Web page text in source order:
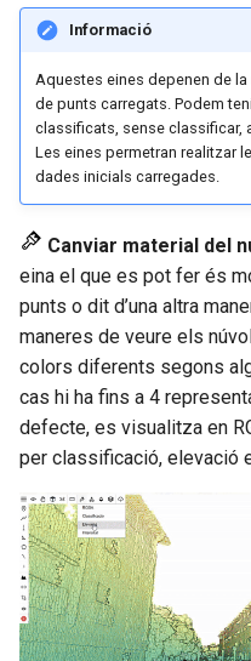
p
o
m
e
n
ç
a
r
a
c
e
Afegir capa personalitzada
Mapes Base
Eines de mesura i dibuix
Estadística
Mapa de calor
Visualitzar StreetView
Compartir mapa
Impressió
Pantalla completa
Paràmetres d'imatge
Històric de panorames
Informació
Aquestes eines depenen de
de punts carregats. Podem
classificats, sense classificar,
Les eines permetran realitzar
dades inicials carregades.
Canviar material del
eina el que es pot fer és
punts o dit d’una altra
maneres de veure els
colors diferents segons
cas hi ha fins a 4
defecte, es visualitza en
per classificació, elevació